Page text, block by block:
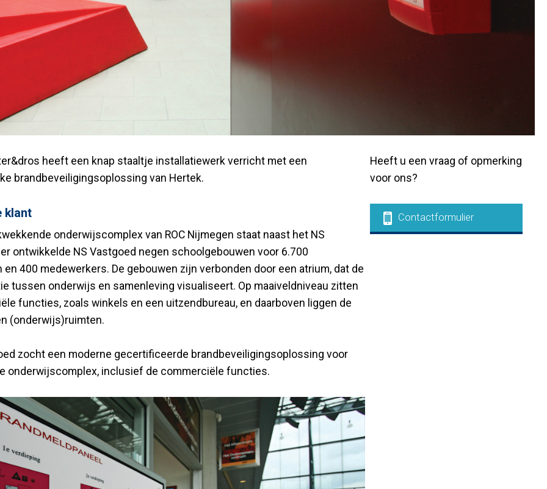
Heeft u een vraag of opmerking
voor ons?
Contactformulier
heeft een knap staaltje installatiewerk verricht met een
brandbeveiligingsoplossing van Hertek.
klant
onderwijscomplex van ROC Nijmegen staat naast het NS
ontwikkelde NS Vastgoed negen schoolgebouwen voor 6.700
400 medewerkers. De gebouwen zijn verbonden door een atrium, dat de
tussen onderwijs en samenleving visualiseert. Op maaiveldniveau zitten
functies, zoals winkels en een uitzendbureau, en daarboven liggen de
(onderwijs)ruimten.
zocht een moderne gecertificeerde brandbeveiligingsoplossing voor
onderwijscomplex, inclusief de commerciële functies.